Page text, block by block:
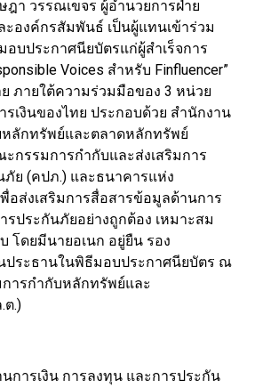
ฎา วรรณเขจร ผู้อำนวยการฝ่าย
ะองค์กรสัมพันธ์ เป็นผู้แทนเข้าร่วม
บประกาศนียบัตรแก่ผู้สำเร็จการ
Voices สำหรับ Finfluencer”
ภายใต้ความร่วมมือของ 3 หน่วย
เงินของไทย ประกอบด้วย สำนักงาน
ลักทรัพย์และตลาดหลักทรัพย์
กรรมการกำกับและส่งเสริมการ
ย (คปภ.) และธนาคารแห่ง
พื่อส่งเสริมการสื่อสารข้อมูลด้านการ
รประกันภัยอย่างถูกต้อง เหมาะสม
โดยมีนายอเนก อยู่ยืน รอง
นประธานในพิธีมอบประกาศนียบัตร ณ
ารกำกับหลักทรัพย์และ
ต.)
การเงิน การลงทุน และการประกัน